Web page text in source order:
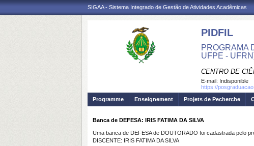
SIGAA - Sistema Integrado de Gestão de Atividades Acadêmicas
PIDFIL
PROGRAMA
UFPE -
CENTRO DE
E-mail: Indisponible
https://
Programme
Enseignement Projets de Pecherche
Banca de DEFESA: IRIS FATIMA DA SILVA
Uma banca de DEFESA de DOUTORADO foi cadastrada pelo
DISCENTE: IRIS FATIMA DA SILVA